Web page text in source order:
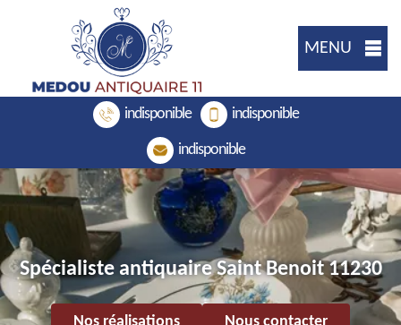
MENU
indisponible indisponible
indisponible
Spécialiste antiquaire Saint Benoit 11230